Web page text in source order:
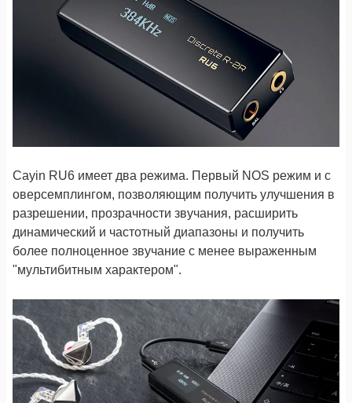
Cayin RU6 имеет два режима. Первый NOS режим и с
оверсемплингом, позволяющим получить улучшения в
разрешении, прозрачности звучания, расширить
динамический и частотный диапазоны и получить
более полноценное звучание с менее выраженным
"мультибитным характером".